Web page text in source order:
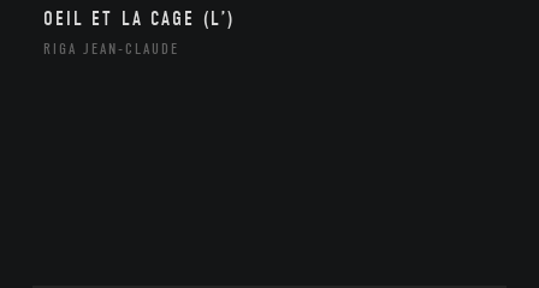
OEIL ET LA CAGE (L’)
RIGA JEAN-CLAUDE